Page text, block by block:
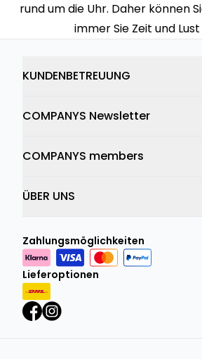
rund um die Uhr. Daher können
immer Sie Zeit und
KUNDENBETREUUNG
COMPANYS Newsletter
COMPANYS members
ÜBER UNS
Zahlungsmöglichkeiten
Lieferoptionen